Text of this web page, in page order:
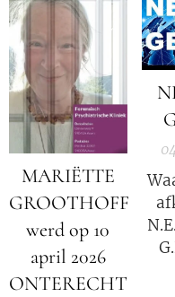
MARIËTTE
GROOTHOFF
werd op 10
april 2026
ONTERECHT